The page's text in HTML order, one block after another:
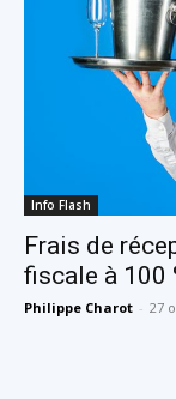
Info Flash
Frais de
fiscale à 100
Philippe Charot - 27